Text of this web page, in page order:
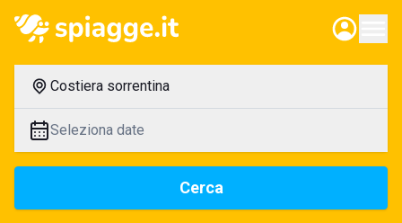
Costiera sorrentina
Seleziona date
Cerca